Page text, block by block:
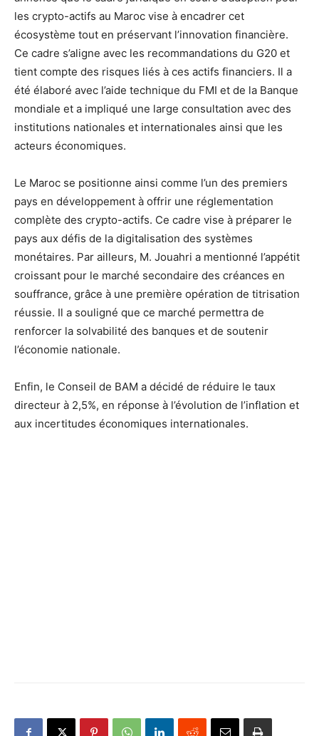
les crypto-actifs au Maroc vise à encadrer cet
écosystème tout en préservant l’innovation financière.
Ce cadre s’aligne avec les recommandations du G20 et
tient compte des risques liés à ces actifs financiers. Il a
été élaboré avec l’aide technique du FMI et de la Banque
mondiale et a impliqué une large consultation avec des
institutions nationales et internationales ainsi que les
acteurs économiques.
Le Maroc se positionne ainsi comme l’un des premiers
pays en développement à offrir une réglementation
complète des crypto-actifs. Ce cadre vise à préparer le
pays aux défis de la digitalisation des systèmes
monétaires. Par ailleurs, M. Jouahri a mentionné l’appétit
croissant pour le marché secondaire des créances en
souffrance, grâce à une première opération de titrisation
réussie. Il a souligné que ce marché permettra de
renforcer la solvabilité des banques et de soutenir
l’économie nationale.
Enfin, le Conseil de BAM a décidé de réduire le taux
directeur à 2,5%, en réponse à l’évolution de l’inflation et
aux incertitudes économiques internationales.